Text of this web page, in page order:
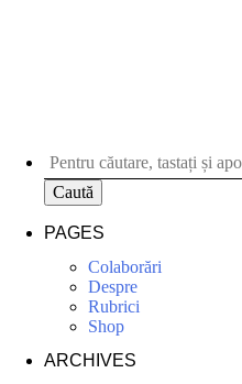
Caută
PAGES
Colaborări
Despre
Rubrici
Shop
ARCHIVES